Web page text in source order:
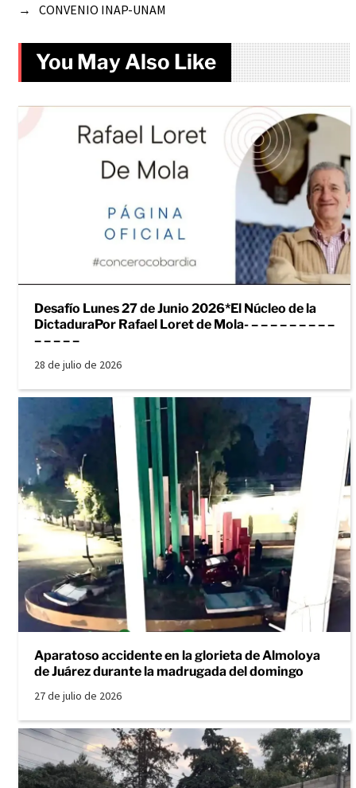
→
CONVENIO INAP-UNAM
You May Also Like
Desafío Lunes 27 de Junio 2026*El Núcleo de la
DictaduraPor Rafael Loret de Mola- – – – – – – – – –
– – – – –
28 de julio de 2026
Aparatoso accidente en la glorieta de Almoloya
de Juárez durante la madrugada del domingo
27 de julio de 2026